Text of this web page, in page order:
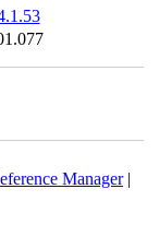
Reference Manager